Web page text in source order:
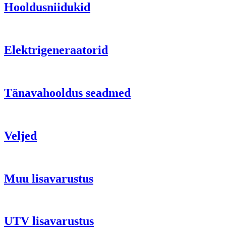
Hooldusniidukid
Elektrigeneraatorid
Tänavahooldus seadmed
Veljed
Muu lisavarustus
UTV lisavarustus